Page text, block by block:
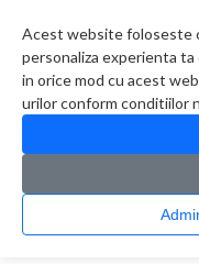
Acest website foloseste
personaliza experienta
in orice mod cu acest
urilor conform conditiilor
CATALOG
>